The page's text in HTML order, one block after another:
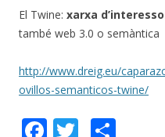
El Twine: xarxa
també web 3.0 o semàntica
http://www.dreig.eu/
ovillos-semanticos-twine/